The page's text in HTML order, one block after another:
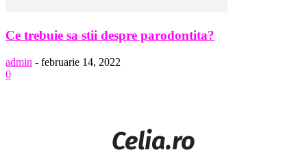
Ce trebuie sa stii despre parodontita?
admin - februarie 14, 2022
0
Celia.ro